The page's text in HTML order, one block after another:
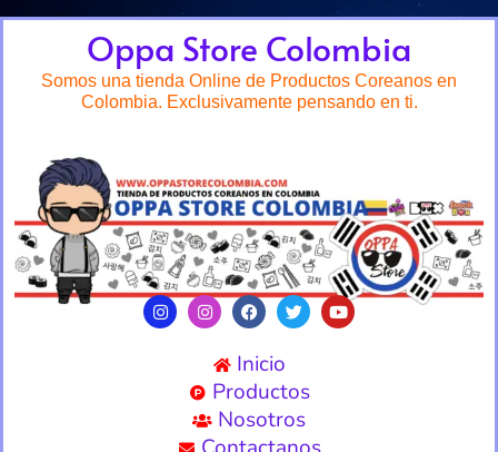
Oppa Store Colombia
Somos una tienda Online de Productos Coreanos en
Colombia. Exclusivamente pensando en ti.
Inicio
Productos
Nosotros